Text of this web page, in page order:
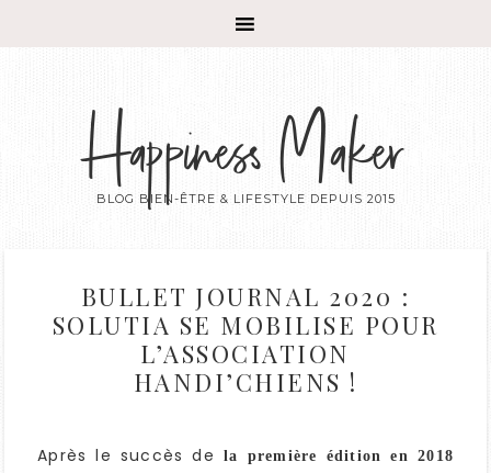
Happiness Maker
BLOG BIEN-ÊTRE & LIFESTYLE DEPUIS 2015
BULLET JOURNAL 2020 :
SOLUTIA SE MOBILISE POUR
L’ASSOCIATION
HANDI’CHIENS !
Après le succès de la première édition en 2018